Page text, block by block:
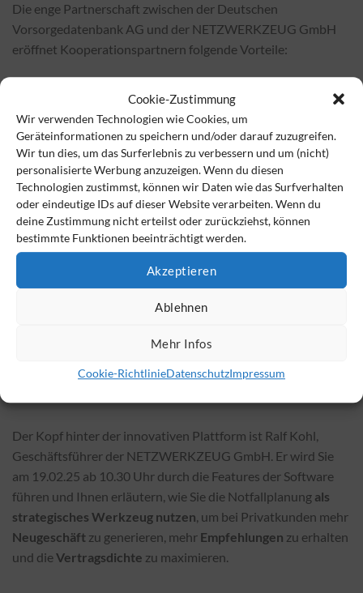
Cookie-Zustimmung
Wir verwenden Technologien wie Cookies, um
Geräteinformationen zu speichern und/oder darauf zuzugreifen.
Wir tun dies, um das Surferlebnis zu verbessern und um (nicht)
personalisierte Werbung anzuzeigen. Wenn du diesen
Technologien zustimmst, können wir Daten wie das Surfverhalten
oder eindeutige IDs auf dieser Website verarbeiten. Wenn du
deine Zustimmung nicht erteilst oder zurückziehst, können
bestimmte Funktionen beeinträchtigt werden.
Akzeptieren
Ablehnen
Mehr Infos
Cookie-RichtlinieDatenschutzImpressum
Die enge Partnerschaft zwischen der Deutschen
Vorsorgedatenbank AG und der NETZWERKZEUG GmbH
eröffnet Kooperationspartnern folgende Vorteile:
Bereitstellung digitaler Notfallpläne, die flexibel
und jederzeit aktualisierbar sind.
Zentrale und sichere Verfügbarkeit aller
Vorsorgedokumentein digitaler Form.
Medienbruchfreie Integrationvon rechtlicher
Vorsorge, digitaler Notfallplanung und
Exklusive Sonderkonditionen für DVDB-
Der Kopf hinter der innovativen Plattform ist Ralf Kohl,
Geschäftsführer der NETZWERKZEUG GmbH. Er wird Sie
am 19.02.25 ab 10.30 Uhr durch die Features der Software
führen und Ihnen erläutern, wie Sie die Notfallplanung als
strategisches Werkzeug nutzen, um bei Privatkunden mehr
Neugeschäft zu generieren, mehr Empfehlungen zu erhalten
und dieVertragsdichte zu maximieren.